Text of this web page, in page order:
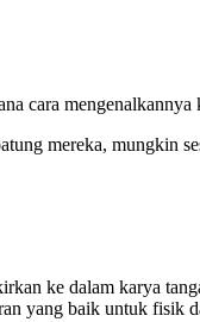
cara mengenalkannya
mereka, mungkin
ke dalam karya
yang baik untuk fisik